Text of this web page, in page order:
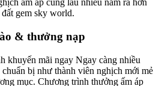
ấm áp cúng lâu nhiều năm ra hơn
gem sky world.
& thưởng nạp
khuyến mãi ngay Ngay càng nhiều
bị như thành viên nghịch mới mẻ
mục. Chương trình thưởng ấm áp